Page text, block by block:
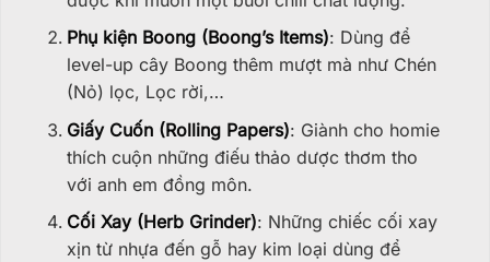
Phụ kiện Boong (Boong’s Items): Dùng để
level-up cây Boong thêm mượt mà như Chén
(Nỏ) lọc, Lọc rời,…
Giấy Cuốn (Rolling Papers): Giành cho homie
thích cuộn những điếu thảo dược thơm tho
với anh em đồng môn.
Cối Xay (Herb Grinder): Những chiếc cối xay
xịn từ nhựa đến gỗ hay kim loại dùng để